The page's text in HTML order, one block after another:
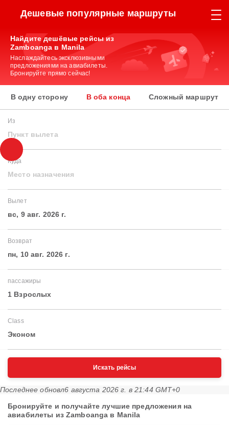
Дешевые популярные маршруты
Найдите дешёвые рейсы из
Zamboanga в Manila
Наслаждайтесь эксклюзивными
предложениями на авиабилеты.
Бронируйте прямо сейчас!
В одну сторону В оба конца Сложный маршрут
Из
Пункт вылета
Куда
Место назначения
Вылет
вс, 9 авг. 2026 г.
Возврат
пн, 10 авг. 2026 г.
пассажиры
1 Взрослых
Class
Эконом
Искать рейсы
Последнее обновл6 августа 2026 г. в 21:44 GMT+0
Бронируйте и получайте лучшие предложения на
авиабилеты из Zamboanga в Manila